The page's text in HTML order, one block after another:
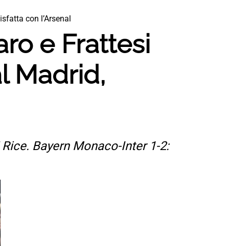
con l’Arsenal
e Frattesi
Madrid,
Bayern Monaco-Inter 1-2: